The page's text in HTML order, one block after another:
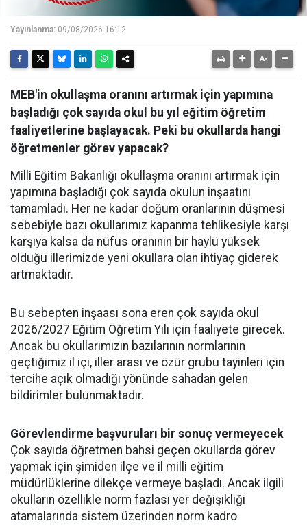
Yayınlanma: 09/08/2026 16:12
MEB'in okullaşma oranını artırmak için yapımına
başladığı çok sayıda okul bu yıl eğitim öğretim
faaliyetlerine başlayacak. Peki bu okullarda hangi
öğretmenler görev yapacak?
Milli Eğitim Bakanlığı okullaşma oranını artırmak için
yapımına başladığı çok sayıda okulun inşaatını
tamamladı. Her ne kadar doğum oranlarının düşmesi
sebebiyle bazı okullarımız kapanma tehlikesiyle karşı
karşıya kalsa da nüfus oranının bir haylü yüksek
olduğu illerimizde yeni okullara olan ihtiyaç giderek
artmaktadır.
Bu sebepten inşaası sona eren çok sayıda okul
2026/2027 Eğitim Öğretim Yılı için faaliyete girecek.
Ancak bu okullarımızın bazılarının normlarının
geçtiğimiz il içi, iller arası ve özür grubu tayinleri için
tercihe açık olmadığı yönünde sahadan gelen
bildirimler bulunmaktadır.
Görevlendirme başvuruları bir sonuç vermeyecek
Çok sayıda öğretmen bahsi geçen okullarda görev
yapmak için şimiden ilçe ve il milli eğitim
müdürlüklerine dilekçe vermeye başladı. Ancak ilgili
okulların özellikle norm fazlası yer değişikliği
atamalarında sistem üzerinden norm kadro